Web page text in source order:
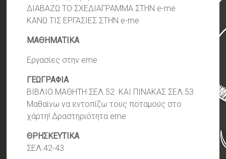
ΔΙΑΒΑΖΩ ΤΟ ΣΧΕΔΙΑΓΡΑΜΜΑ ΣΤΗΝ e-me
ΚΑΝΩ ΤΙΣ ΕΡΓΑΣΙΕΣ ΣΤΗΝ e-me
MΑΘΗΜΑΤΙΚΑ
Εργασίες στην eme
ΓΕΩΓΡΑΦΙΑ
ΒΙΒΛΙΟ ΜΑΘΗΤΗ ΣΕΛ.52 ΚΑΙ ΠΙΝΑΚΑΣ ΣΕΛ.53
Μαθαίνω να εντοπίζω τους ποταμούς στο
χάρτη! Δραστηριότητα eme
ΘΡΗΣΚΕΥΤΙΚΑ
ΣΕΛ.42-43